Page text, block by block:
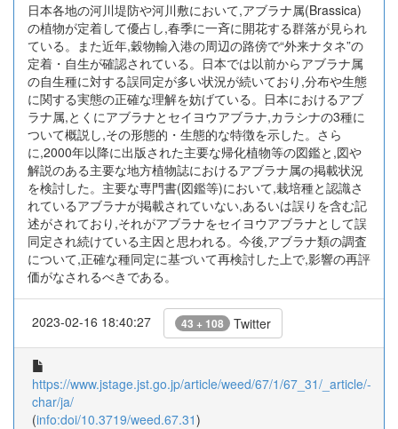
日本各地の河川堤防や河川敷において,アブラナ属(Brassica)
の植物が定着して優占し,春季に一斉に開花する群落が見られ
ている。また近年,穀物輸入港の周辺の路傍で“外来ナタネ”の
定着・自生が確認されている。日本では以前からアブラナ属
の自生種に対する誤同定が多い状況が続いており,分布や生態
に関する実態の正確な理解を妨げている。日本におけるアブ
ラナ属,とくにアブラナとセイヨウアブラナ,カラシナの3種に
ついて概説し,その形態的・生態的な特徴を示した。さら
に,2000年以降に出版された主要な帰化植物等の図鑑と,図や
解説のある主要な地方植物誌におけるアブラナ属の掲載状況
を検討した。主要な専門書(図鑑等)において,栽培種と認識さ
れているアブラナが掲載されていない,あるいは誤りを含む記
述がされており,それがアブラナをセイヨウアブラナとして誤
同定され続けている主因と思われる。今後,アブラナ類の調査
について,正確な種同定に基づいて再検討した上で,影響の再評
価がなされるべきである。
2023-02-16 18:40:27 43 + 108 Twitter
https://www.jstage.jst.go.jp/article/weed/67/1/67_31/_article/-
char/ja/
(info:doi/10.3719/weed.67.31)